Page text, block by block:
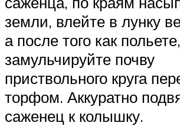
земли, влейте в лунку
а после того как польете,
замульчируйте почву
приствольного круга
торфом. Аккуратно
саженец к колышку.